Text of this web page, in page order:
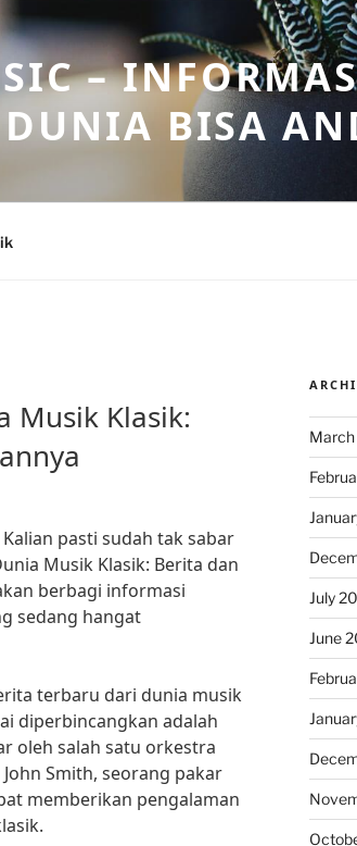
–
BISA
Musik Klasik:
pasti sudah tak sabar
Musik Klasik: Berita dan
berbagi informasi
sedang hangat
terbaru dari dunia musik
diperbincangkan adalah
oleh salah satu orkestra
Smith, seorang pakar
memberikan pengalaman
July
June